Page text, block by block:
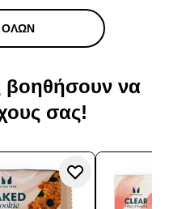
βοηθήσουν να
σας!